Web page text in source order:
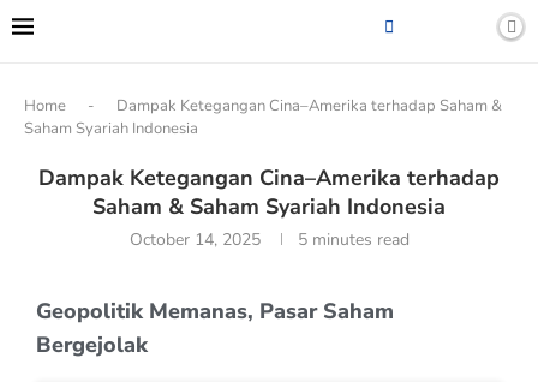
Home -
Dampak Ketegangan Cina–Amerika terhadap Saham &
Saham Syariah Indonesia
Dampak Ketegangan Cina–Amerika terhadap
Saham & Saham Syariah Indonesia
October 14, 2025 5 minutes read
Geopolitik Memanas, Pasar Saham
Bergejolak